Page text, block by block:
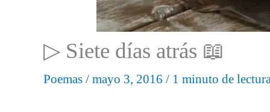
▷ Siete días atrás 📖
Poemas / mayo 3, 2016 / 1 minuto de